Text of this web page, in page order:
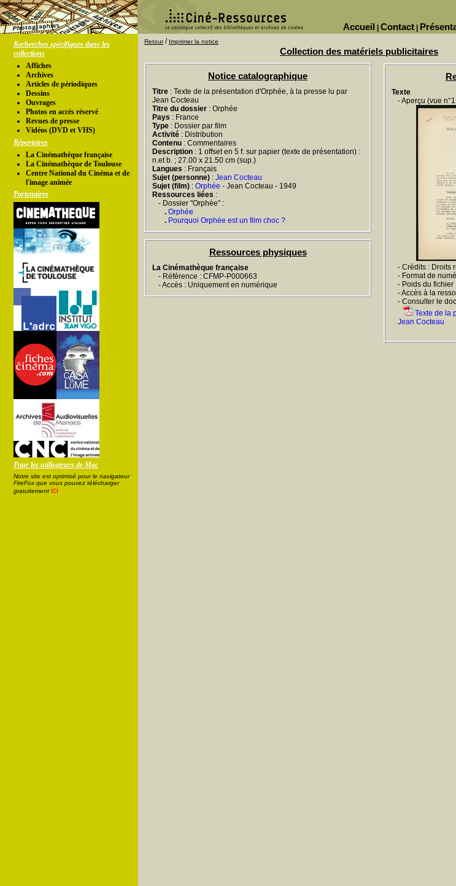
Contact
Accueil
Recherches spécifiques dans les
collections
Affiches
Archives
Articles de périodiques
Dessins
Ouvrages
Photos en accés réservé
Revues de presse
Vidéos (DVD et VHS)
Répertoires
La Cinémathèque française
La Cinémathèque de Toulouse
Centre National du Cinéma et de
l'image animée
Partenaires
Pour les utilisateurs de Mac
Notre site est optimisé pour le navigateur
FireFox que vous pouvez télécharger
gratuitement ici
Retour/ Imprimer la notice
Collection des matériels publicitaires
Notice catalographique
Titre : Texte de la présentation d'Orphée, à la presse lu par
Jean Cocteau
Titre du dossier : Orphée
Pays : France
Type : Dossier par film
Activité : Distribution
Contenu : Commentaires
Description : 1 offset en 5 f. sur papier (texte de présentation) :
n.et b. ; 27.00 x 21.50 cm (sup.)
Langues : Français
Sujet (personne) : Jean Cocteau
Sujet (film) : Orphée - Jean Cocteau - 1949
Ressources liées :
- Dossier "Orphée" :
. Orphée
. Pourquoi Orphée est un film choc ?
Ressources physiques
La Cinémathèque française
- Référence : CFMP-P000663
- Accès : Uniquement en numérique
Texte
- Aperçu (vue
- Crédits : Droits
- Format de
- Poids du fichier
- Accès à la
- Consulter le
Texte de la
Jean Cocteau